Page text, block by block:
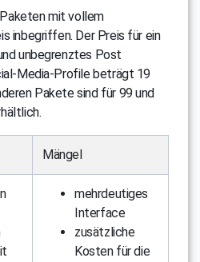
mit vollem
inbegriffen. Der Preis für ein
unbegrenztes Post
Media-Profile beträgt 19
Pakete sind für 99 und
Mängel
mehrdeutiges
Interface
zusätzliche
Kosten für die